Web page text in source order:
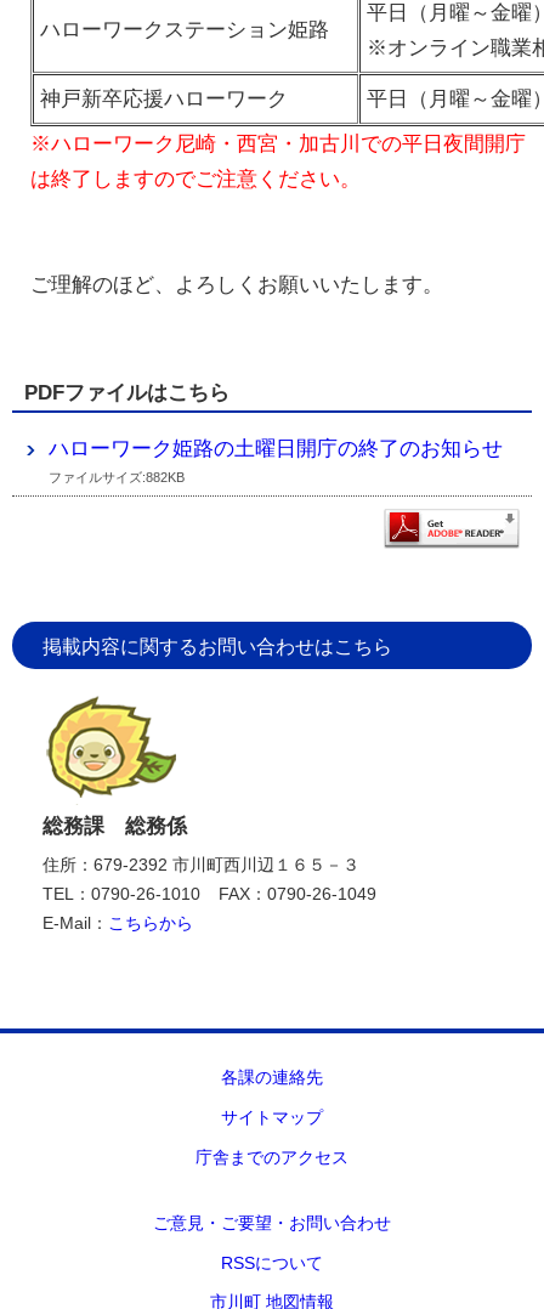
ハローワークステーション姫路
平日（月曜～金
※オンライン職業
神戸新卒応援ハローワーク
平日（月曜～金
※ハローワーク尼崎・西宮・加古川での平日夜間開庁
は終了しますのでご注意ください。
ご理解のほど、よろしくお願いいたします。
PDFファイルはこちら
ハローワーク姫路の土曜日開庁の終了のお知らせ
ファイルサイズ:882KB
掲載内容に関するお問い合わせはこちら
総務課 総務係
住所：679-2392 市川町西川辺１６５－３
TEL：0790-26-1010
FAX：0790-26-1049
E-Mail： こちらから
各課の連絡先
サイトマップ
庁舎までのアクセス
ご意見・ご要望・お問い合わせ
RSSについて
市川町 地図情報